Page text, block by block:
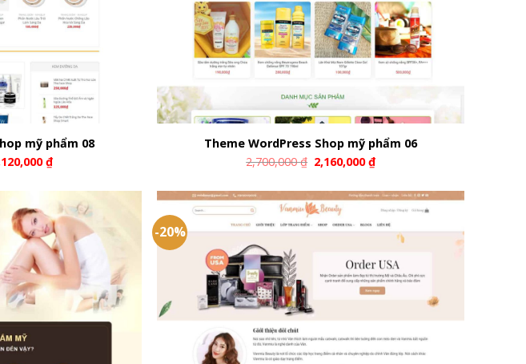
mỹ phẩm 08
₫
Theme WordPress Shop mỹ phẩm 06
2,700,000₫ 2,160,000₫
-20%